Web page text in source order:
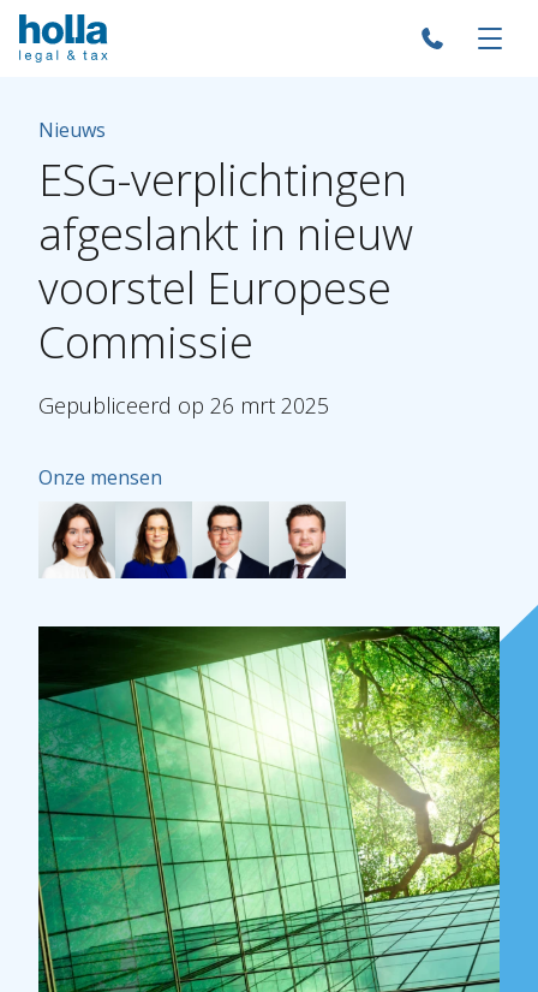
Over Holla
Onze mensen
Nieuws
ESG-verplichtingen
afgeslankt in nieuw
voorstel Europese
Commissie
Gepubliceerd op 26 mrt 2025
Onze mensen